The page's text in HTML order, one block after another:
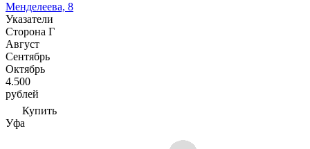
Менделеева, 8
Указатели
Сторона Г
Август
Сентябрь
Октябрь
4.500
рублей
Купить
Уфа